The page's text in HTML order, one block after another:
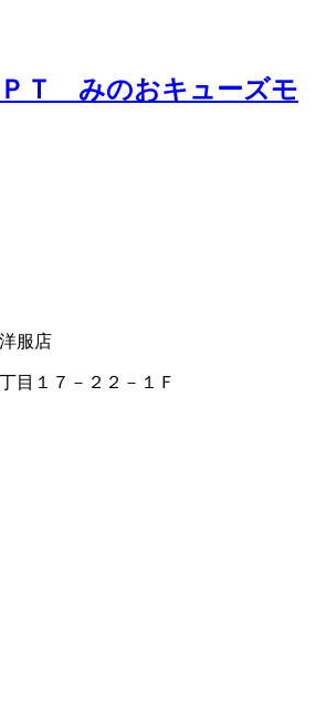
Ｔ みのおキューズモ
洋服店
目１７－２２－１Ｆ